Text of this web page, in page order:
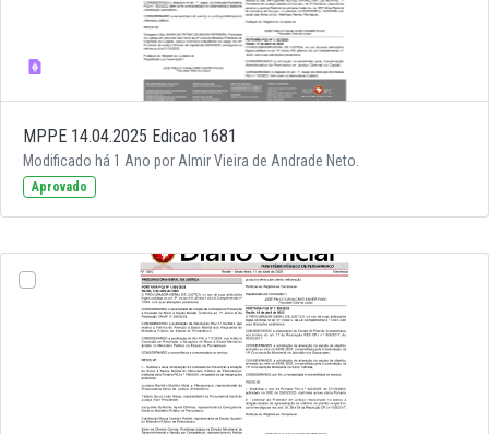
MPPE 14.04.2025 Edicao 1681
Modificado há 1 Ano por Almir Vieira de Andrade Neto.
Aprovado